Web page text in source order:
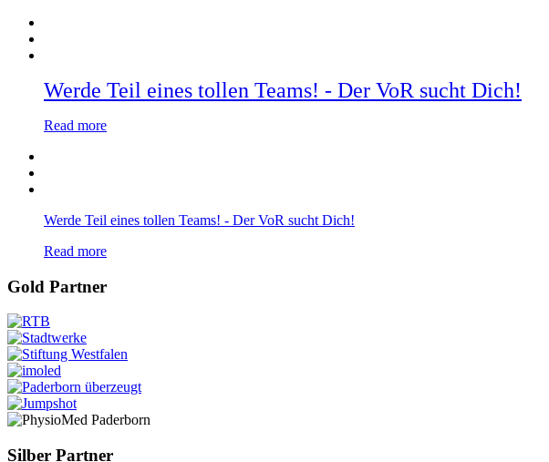
Werde Teil eines tollen Teams! - Der VoR sucht Dich!
Read more
Werde Teil eines tollen Teams! - Der VoR sucht Dich!
Read more
Gold Partner
Silber Partner